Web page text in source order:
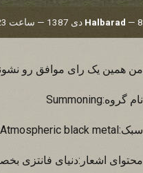
Halbarad — 8 دی 1387 — ساعت 19:23
من همین یک رای موافق رو
نام گروه:Summoning
سبک:Epic/Atmospheric black metal بلک متال با فضاسازی و تم حماسی
محتوای اشعار:دنیای فانتزی